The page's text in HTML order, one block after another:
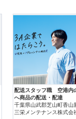
配送スタッフ職 空港内
へ商品の配送・配達
千葉県山武郡芝山町香山
三栄メンテナンス株式